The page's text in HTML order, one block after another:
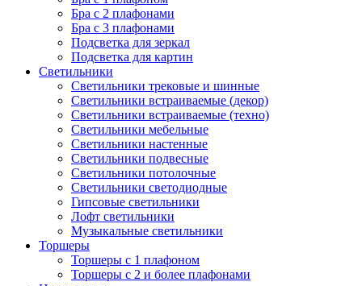
Бра с 2 плафонами
Бра с 3 плафонами
Подсветка для зеркал
Подсветка для картин
Светильники
Светильники трековые и шинные
Светильники встраиваемые (декор)
Светильники встраиваемые (техно)
Светильники мебельные
Светильники настенные
Светильники подвесные
Светильники потолочные
Светильники светодиодные
Гипсовые светильники
Лофт светильники
Музыкальные светильники
Торшеры
Торшеры с 1 плафоном
Торшеры с 2 и более плафонами